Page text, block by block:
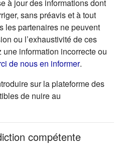
à jour des informations dont
sans préavis et à tout
les partenaires ne peuvent
ou l’exhaustivité de ces
information incorrecte ou
de nous en informer(s'ouvre
.
sur la plateforme des
de nuire au
compétente